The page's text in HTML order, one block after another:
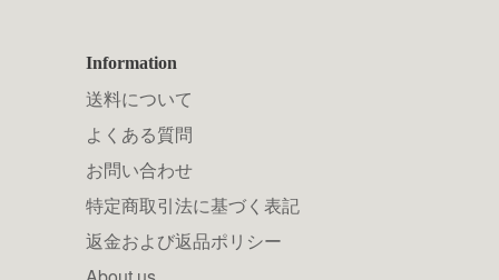
Information
送料について
よくある質問
お問い合わせ
特定商取引法に基づく表記
返金および返品ポリシー